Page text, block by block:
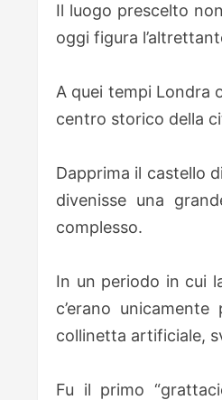
Il luogo prescelto
oggi figura
A quei tempi Londra
centro storico della
Dapprima il castello
divenisse una
complesso.
In un periodo in cui
c’erano
collinetta artificiale,
Fu il primo